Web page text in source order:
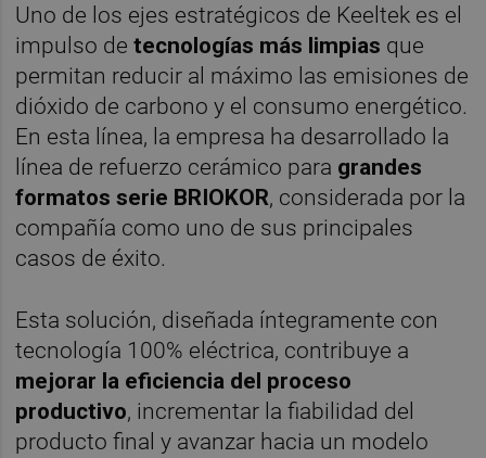
Uno de los ejes estratégicos de Keeltek es el
impulso detecnologías más limpias que
permitan reducir al máximo las emisiones de
dióxido de carbono y el consumo energético.
En esta línea, la empresa ha desarrollado la
línea de refuerzo cerámico para grandes
formatos serie BRIOKOR, considerada por la
compañía como uno de sus principales
casos de éxito.
Esta solución, diseñada íntegramente con
tecnología 100% eléctrica, contribuye a
mejorar la eficiencia del proceso
productivo, incrementar la fiabilidad del
producto final y avanzar hacia un modelo